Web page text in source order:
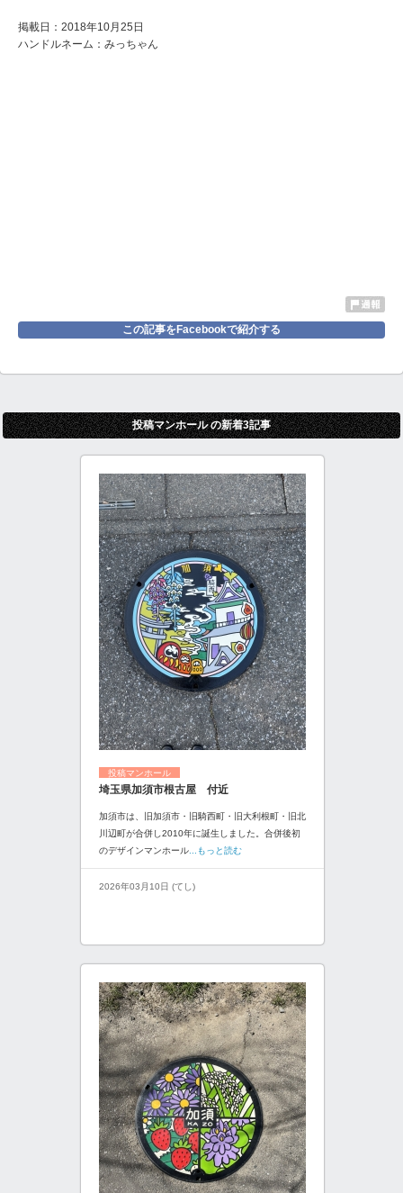
掲載日：2018年10月25日
ハンドルネーム：みっちゃん
この記事をFacebookで紹介する
投稿マンホール の新着3記事
投稿マンホール
埼玉県加須市根古屋 付近
加須市は、旧加須市・旧騎西町・旧大利根町・旧北
川辺町が合併し2010年に誕生しました。合併後初
のデザインマンホール ...もっと読む
2026年03月10日 (てし)